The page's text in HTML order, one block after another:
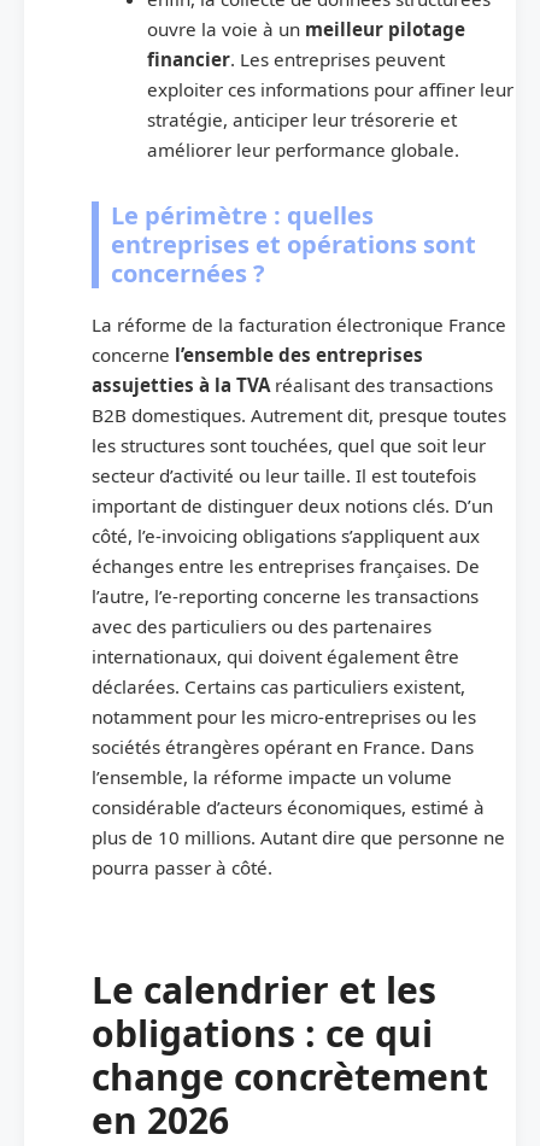
ouvre la voie à un meilleur pilotage
financier. Les entreprises peuvent
exploiter ces informations pour affiner leur
stratégie, anticiper leur trésorerie et
améliorer leur performance globale.
Le périmètre : quelles
entreprises et opérations sont
concernées ?
La réforme de la facturation électronique France
concerne l’ensemble des entreprises
assujetties à la TVA réalisant des transactions
B2B domestiques. Autrement dit, presque toutes
les structures sont touchées, quel que soit leur
secteur d’activité ou leur taille. Il est toutefois
important de distinguer deux notions clés. D’un
côté, l’e-invoicing obligations s’appliquent aux
échanges entre les entreprises françaises. De
l’autre, l’e-reporting concerne les transactions
avec des particuliers ou des partenaires
internationaux, qui doivent également être
déclarées. Certains cas particuliers existent,
notamment pour les micro-entreprises ou les
sociétés étrangères opérant en France. Dans
l’ensemble, la réforme impacte un volume
considérable d’acteurs économiques, estimé à
plus de 10 millions. Autant dire que personne ne
pourra passer à côté.
Le calendrier et les
obligations : ce qui
change concrètement
en 2026